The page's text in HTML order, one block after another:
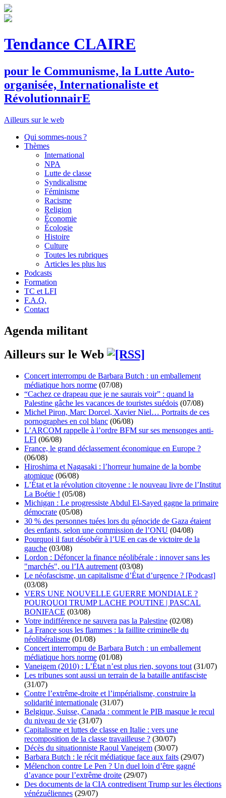
Tendance CLAIRE
pour le Communisme, la Lutte Auto-
organisée, Internationaliste et
RévolutionnairE
Ailleurs sur le web
Qui sommes-nous ?
Thèmes
International
NPA
Lutte de classe
Syndicalisme
Féminisme
Racisme
Religion
Économie
Écologie
Histoire
Culture
Toutes les rubriques
Articles les plus lus
Podcasts
Formation
TC et LFI
F.A.Q.
Contact
Agenda militant
Ailleurs sur le Web
Concert interrompu de Barbara Butch : un emballement
médiatique hors norme (07/08)
“Cachez ce drapeau que je ne saurais voir” : quand la
Palestine gâche les vacances de touristes suédois (07/08)
Michel Piron, Marc Dorcel, Xavier Niel… Portraits de ces
pornographes en col blanc (06/08)
L’ARCOM rappelle à l’ordre BFM sur ses mensonges anti-
LFI (06/08)
France, le grand déclassement économique en Europe ?
(06/08)
Hiroshima et Nagasaki : l’horreur humaine de la bombe
atomique (06/08)
L’État et la révolution citoyenne : le nouveau livre de l’Institut
La Boétie ! (05/08)
Michigan : Le progressiste Abdul El-Sayed gagne la primaire
démocrate (05/08)
30 % des personnes tuées lors du génocide de Gaza étaient
des enfants, selon une commission de l’ONU (04/08)
Pourquoi il faut désobéir à l’UE en cas de victoire de la
gauche (03/08)
Lordon : Défoncer la finance néolibérale : innover sans les
"marchés", ou l’IA autrement (03/08)
Le néofascisme, un capitalisme d’État d’urgence ? [Podcast]
(03/08)
VERS UNE NOUVELLE GUERRE MONDIALE ?
POURQUOI TRUMP LACHE POUTINE | PASCAL
BONIFACE (03/08)
Votre indifférence ne sauvera pas la Palestine (02/08)
La France sous les flammes : la faillite criminelle du
néolibéralisme (01/08)
Concert interrompu de Barbara Butch : un emballement
médiatique hors norme (01/08)
Vaneigem (2010) : L’État n’est plus rien, soyons tout (31/07)
Les tribunes sont aussi un terrain de la bataille antifasciste
(31/07)
Contre l’extrême-droite et l’impérialisme, construire la
solidarité internationale (31/07)
Belgique, Suisse, Canada : comment le PIB masque le recul
du niveau de vie (31/07)
Capitalisme et luttes de classe en Italie : vers une
recomposition de la classe travailleuse ? (30/07)
Décès du situationniste Raoul Vaneigem (30/07)
Barbara Butch : le récit médiatique face aux faits (29/07)
Mélenchon contre Le Pen ? Un duel loin d’être gagné
d’avance pour l’extrême droite (29/07)
Des documents de la CIA contredisent Trump sur les élections
vénézuéliennes (29/07)